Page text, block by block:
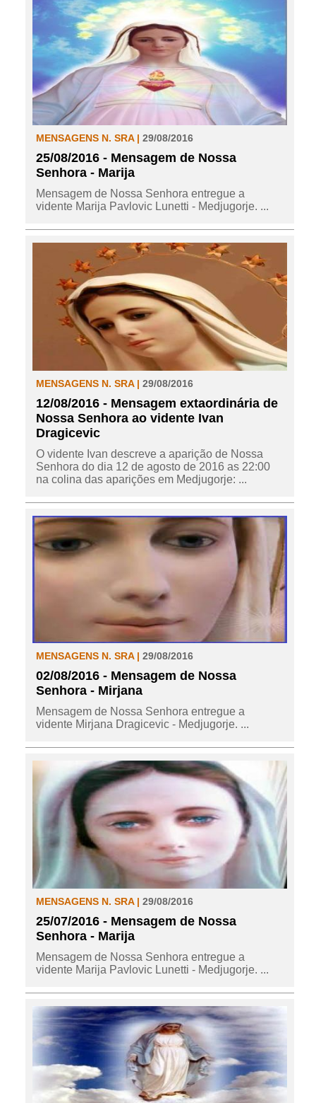
MENSAGENS N. SRA | 29/08/2016
25/08/2016 - Mensagem de Nossa
Senhora - Marija
Mensagem de Nossa Senhora entregue a
vidente Marija Pavlovic Lunetti - Medjugorje. ...
MENSAGENS N. SRA | 29/08/2016
12/08/2016 - Mensagem extaordinária de
Nossa Senhora ao vidente Ivan
Dragicevic
O vidente Ivan descreve a aparição de Nossa
Senhora do dia 12 de agosto de 2016 as 22:00
na colina das aparições em Medjugorje: ...
MENSAGENS N. SRA | 29/08/2016
02/08/2016 - Mensagem de Nossa
Senhora - Mirjana
Mensagem de Nossa Senhora entregue a
vidente Mirjana Dragicevic - Medjugorje. ...
MENSAGENS N. SRA | 29/08/2016
25/07/2016 - Mensagem de Nossa
Senhora - Marija
Mensagem de Nossa Senhora entregue a
vidente Marija Pavlovic Lunetti - Medjugorje. ...